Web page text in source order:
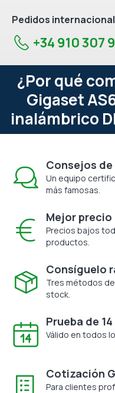
Pedidos
+34 910 307
¿Por qué
Gigaset
inalámbrico
Consejos
Un equipo
más famosas.
Mejor precio
Precios bajos
productos.
Consíguelo
Tres métodos
stock.
Prueba de
Válido en todos
Cotización
Para clientes